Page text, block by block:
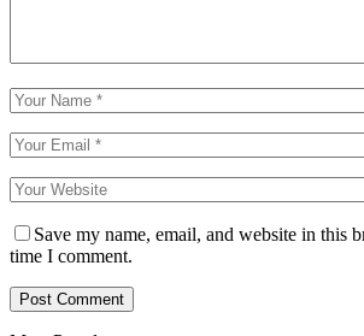
Save my name, email, and website in this
time I comment.